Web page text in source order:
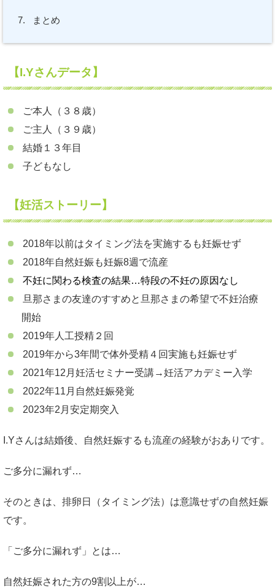
7. まとめ
【I.Yさんデータ】
ご本人（３８歳）
ご主人（３９歳）
結婚１３年目
子どもなし
【妊活ストーリー】
2018年以前はタイミング法を実施するも妊娠せず
2018年自然妊娠も妊娠8週で流産
不妊に関わる検査の結果…特段の不妊の原因なし
旦那さまの友達のすすめと旦那さまの希望で不妊治療
開始
2019年人工授精２回
2019年から3年間で体外受精４回実施も妊娠せず
2021年12月妊活セミナー受講→妊活アカデミー入学
2022年11月自然妊娠発覚
2023年2月安定期突入
I.Yさんは結婚後、自然妊娠するも流産の経験がおありです。
ご多分に漏れず…
そのときは、排卵日（タイミング法）は意識せずの自然妊娠
です。
「ご多分に漏れず」とは…
自然妊娠された方の9割以上が…